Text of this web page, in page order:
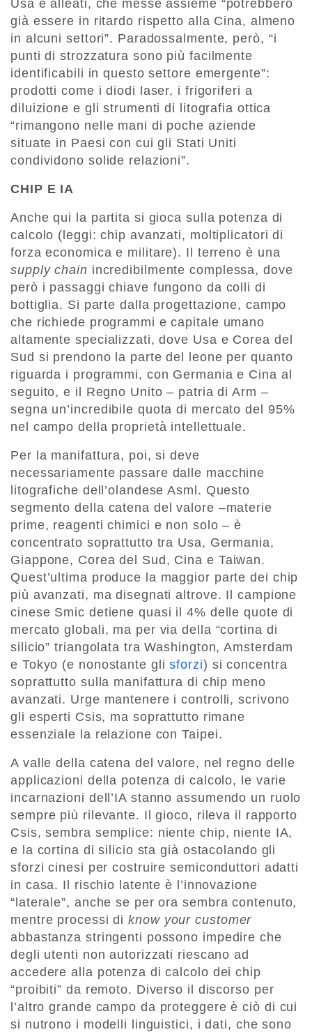
Usa e alleati, che messe assieme “potrebbero
già essere in ritardo rispetto alla Cina, almeno
in alcuni settori”. Paradossalmente, però, “i
punti di strozzatura sono più facilmente
identificabili in questo settore emergente”:
prodotti come i diodi laser, i frigoriferi a
diluizione e gli strumenti di litografia ottica
“rimangono nelle mani di poche aziende
situate in Paesi con cui gli Stati Uniti
condividono solide relazioni”.
CHIP E IA
Anche qui la partita si gioca sulla potenza di
calcolo (leggi: chip avanzati, moltiplicatori di
forza economica e militare). Il terreno è una
supply chain incredibilmente complessa, dove
però i passaggi chiave fungono da colli di
bottiglia. Si parte dalla progettazione, campo
che richiede programmi e capitale umano
altamente specializzati, dove Usa e Corea del
Sud si prendono la parte del leone per quanto
riguarda i programmi, con Germania e Cina al
seguito, e il Regno Unito – patria di Arm –
segna un’incredibile quota di mercato del 95%
nel campo della proprietà intellettuale.
Per la manifattura, poi, si deve
necessariamente passare dalle macchine
litografiche dell’olandese Asml. Questo
segmento della catena del valore –materie
prime, reagenti chimici e non solo – è
concentrato soprattutto tra Usa, Germania,
Giappone, Corea del Sud, Cina e Taiwan.
Quest’ultima produce la maggior parte dei chip
più avanzati, ma disegnati altrove. Il campione
cinese Smic detiene quasi il 4% delle quote di
mercato globali, ma per via della “cortina di
silicio” triangolata tra Washington, Amsterdam
e Tokyo (e nonostante glisforzi) si concentra
soprattutto sulla manifattura di chip meno
avanzati. Urge mantenere i controlli, scrivono
gli esperti Csis, ma soprattutto rimane
essenziale la relazione con Taipei.
A valle della catena del valore, nel regno delle
applicazioni della potenza di calcolo, le varie
incarnazioni dell’IA stanno assumendo un ruolo
sempre più rilevante. Il gioco, rileva il rapporto
Csis, sembra semplice: niente chip, niente IA,
e la cortina di silicio sta già ostacolando gli
sforzi cinesi per costruire semiconduttori adatti
in casa. Il rischio latente è l’innovazione
“laterale”, anche se per ora sembra contenuto,
mentre processi diknow your customer
abbastanza stringenti possono impedire che
degli utenti non autorizzati riescano ad
accedere alla potenza di calcolo dei chip
“proibiti” da remoto. Diverso il discorso per
l’altro grande campo da proteggere è ciò di cui
si nutrono i modelli linguistici, i dati, che sono